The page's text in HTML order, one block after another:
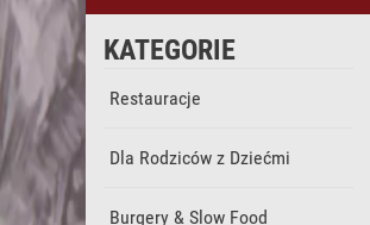
KATEGORIE
Restauracje
Dla Rodziców z Dziećmi
Burgery & Slow Food